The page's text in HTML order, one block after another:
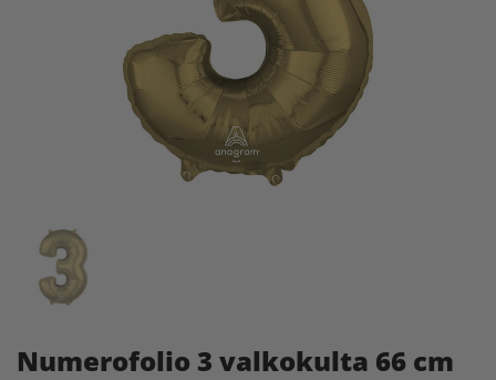
Numerofolio 3 valkokulta 66 cm